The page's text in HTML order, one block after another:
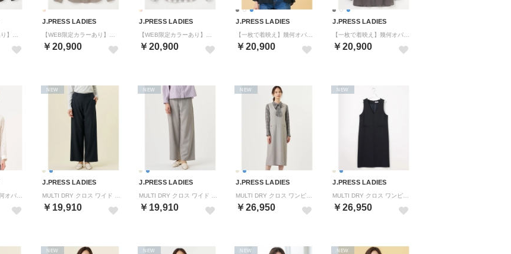
J.PRESS LADIES
￥20,900
J.PRESS LADIES
￥20,900
J.PRESS LADIES
￥20,900
J.PRESS LADIES
￥20,900
J.PRESS LADIES
￥19,910
NEW
J.PRESS LADIES
￥19,910
NEW
J.PRESS LADIES
￥26,950
NEW
J.PRESS LADIES
￥26,950
NEW
NEW NEW NEW NEW